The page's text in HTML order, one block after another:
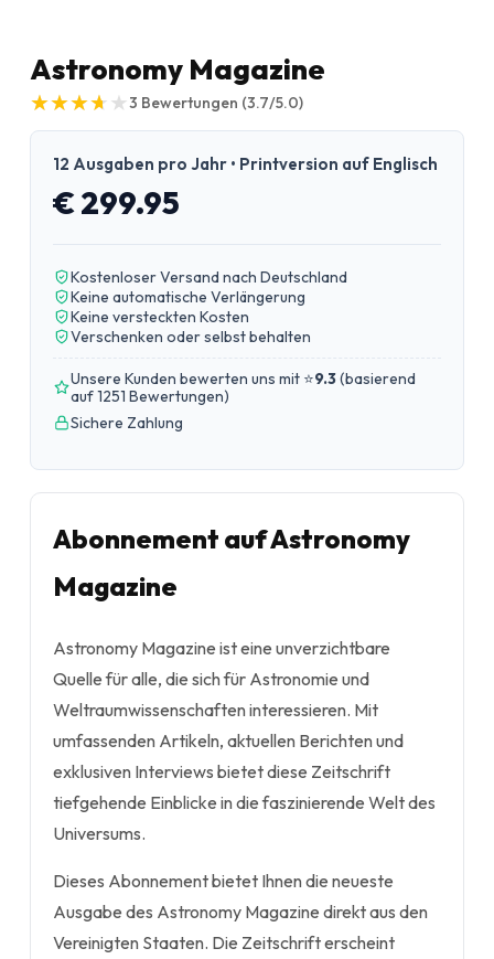
Astronomy Magazine
★
★★
★★
★★
★★
★3 Bewertungen (3.7/5.0)
12 Ausgaben pro Jahr • Printversion auf Englisch
€ 299.95
Kostenloser Versand nach Deutschland
Keine automatische Verlängerung
Keine versteckten Kosten
Verschenken oder selbst behalten
Unsere Kunden bewerten uns mit ⭐9.3(basierend
auf 1251 Bewertungen)
Sichere Zahlung
Abonnement auf Astronomy
Magazine
Astronomy Magazine ist eine unverzichtbare
Quelle für alle, die sich für Astronomie und
Weltraumwissenschaften interessieren. Mit
umfassenden Artikeln, aktuellen Berichten und
exklusiven Interviews bietet diese Zeitschrift
tiefgehende Einblicke in die faszinierende Welt des
Universums.
Dieses Abonnement bietet Ihnen die neueste
Ausgabe des Astronomy Magazine direkt aus den
Vereinigten Staaten. Die Zeitschrift erscheint